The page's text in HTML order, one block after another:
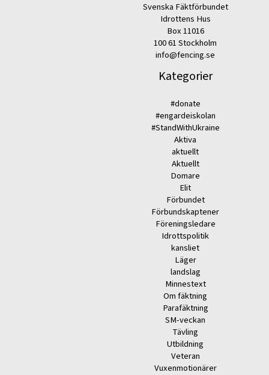
Svenska Fäktförbundet
Idrottens Hus
Box 11016
100 61 Stockholm
info@fencing.se
Kategorier
#donate
#engardeiskolan
#StandWithUkraine
Aktiva
aktuellt
Aktuellt
Domare
Elit
Förbundet
Förbundskaptener
Föreningsledare
Idrottspolitik
kansliet
Läger
landslag
Minnestext
Om fäktning
Parafäktning
SM-veckan
Tävling
Utbildning
Veteran
Vuxenmotionärer